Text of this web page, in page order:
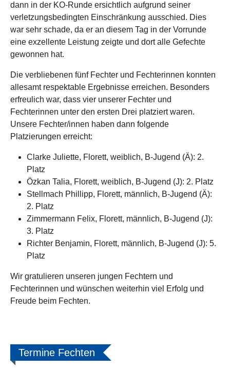
dann in der KO-Runde ersichtlich aufgrund seiner
verletzungsbedingten Einschränkung ausschied. Dies
war sehr schade, da er an diesem Tag in der Vorrunde
eine exzellente Leistung zeigte und dort alle Gefechte
gewonnen hat.
Die verbliebenen fünf Fechter und Fechterinnen konnten
allesamt respektable Ergebnisse erreichen. Besonders
erfreulich war, dass vier unserer Fechter und
Fechterinnen unter den ersten Drei platziert waren.
Unsere Fechter/innen haben dann folgende
Platzierungen erreicht:
Clarke Juliette, Florett, weiblich, B-Jugend (Ä): 2.
Platz
Özkan Talia, Florett, weiblich, B-Jugend (J): 2. Platz
Stellmach Phillipp, Florett, männlich, B-Jugend (Ä):
2. Platz
Zimmermann Felix, Florett, männlich, B-Jugend (J):
3. Platz
Richter Benjamin, Florett, männlich, B-Jugend (J): 5.
Platz
Wir gratulieren unseren jungen Fechtern und
Fechterinnen und wünschen weiterhin viel Erfolg und
Freude beim Fechten.
Termine Fechten